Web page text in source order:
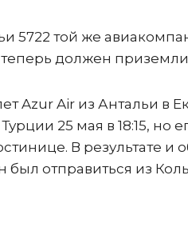
5722 той же
должен
Azur Air из Антальи в
25 мая в 18:15, но
В результате
отправиться из